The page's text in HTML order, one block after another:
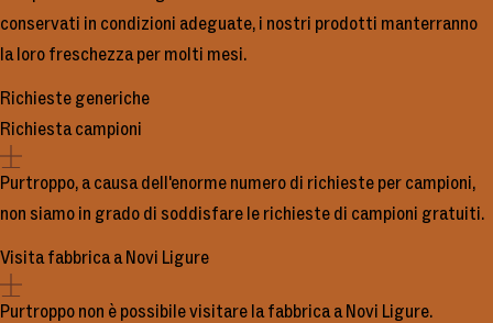
conservati in condizioni adeguate, i nostri prodotti manterranno
la loro freschezza per molti mesi.
Richieste generiche
Richiesta campioni
Purtroppo, a causa dell'enorme numero di richieste per campioni,
non siamo in grado di soddisfare le richieste di campioni gratuiti.
Visita fabbrica a Novi Ligure
Purtroppo non è possibile visitare la fabbrica a Novi Ligure.